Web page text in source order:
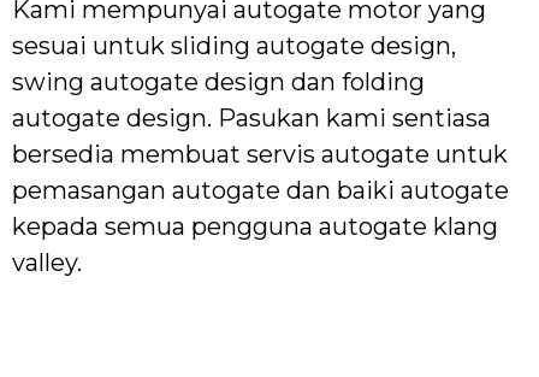
Kami mempunyai autogate motor yang
sesuai untuk sliding autogate design,
swing autogate design dan folding
autogate design. Pasukan kami sentiasa
bersedia membuat servis autogate untuk
pemasangan autogate dan baiki autogate
kepada semua pengguna autogate klang
valley.